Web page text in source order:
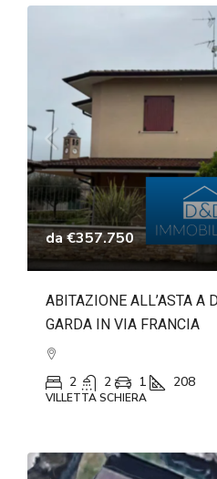
da€357.750
ABITAZIONE ALL’ASTA A
GARDA IN VIA FRANCIA
2 2 1 208
VILLETTA SCHIERA